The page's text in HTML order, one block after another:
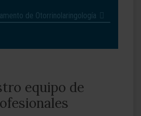
de Otorrinolaringología
equipo de